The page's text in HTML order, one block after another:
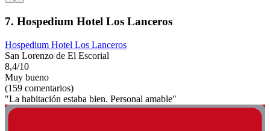
7. Hospedium Hotel Los Lanceros
Hospedium Hotel Los Lanceros
San Lorenzo de El Escorial
8,4/10
Muy bueno
(159 comentarios)
"La habitación estaba bien. Personal amable"